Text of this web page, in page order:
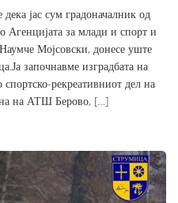
јас сум градоначалник од
Агенцијата за млади и спорт и
Мојсовски, донесе уште
започнавме изградбата на
рекреативниот дел на
на АТШ Берово, […]